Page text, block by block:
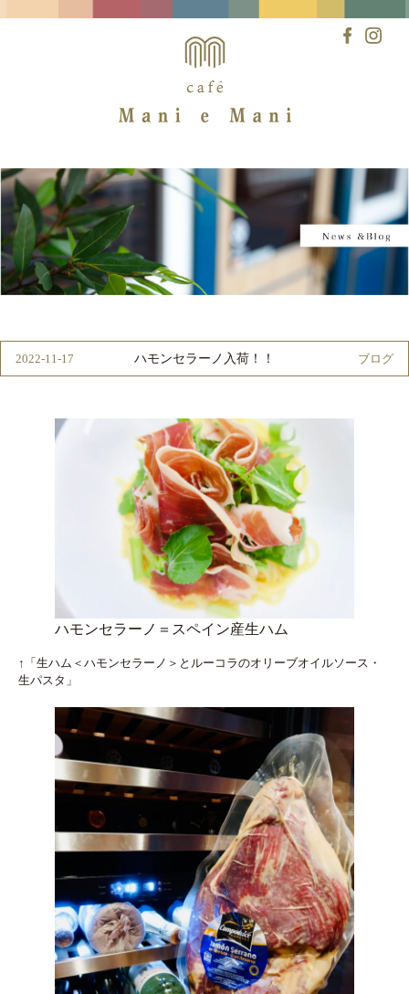
ハモンセラーノ入荷！！
2022-11-17 ブログ
ハモンセラーノ＝スペイン産生ハム
↑「生ハム＜ハモンセラーノ＞とルーコラのオリーブオイルソース・
生パスタ」